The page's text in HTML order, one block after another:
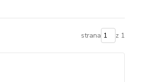
strana z 1